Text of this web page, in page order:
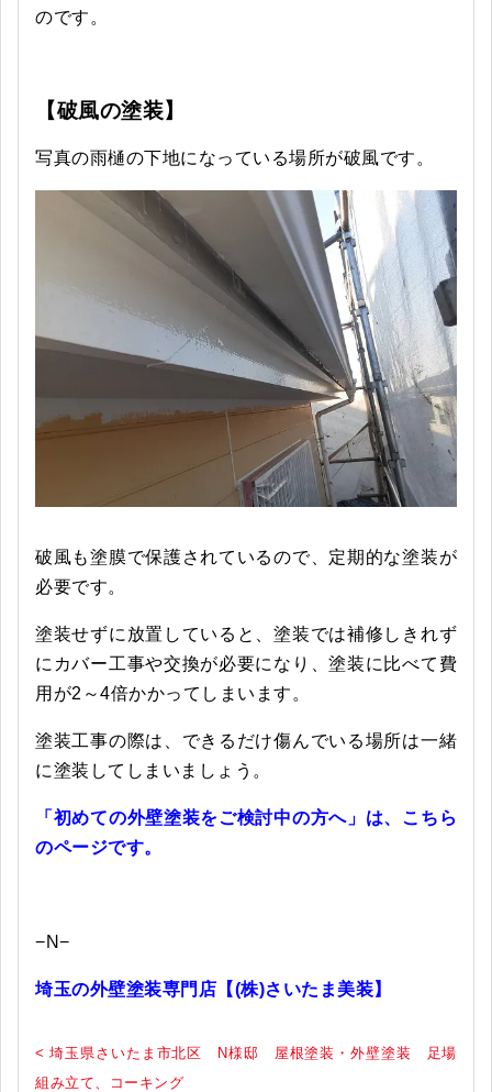
のです。
【破風の塗装】
写真の雨樋の下地になっている場所が破風です。
破風も塗膜で保護されているので、定期的な塗装が
必要です。
塗装せずに放置していると、塗装では補修しきれず
にカバー工事や交換が必要になり、塗装に比べて費
用が2～4倍かかってしまいます。
塗装工事の際は、できるだけ傷んでいる場所は一緒
に塗装してしまいましょう。
「初めての外壁塗装をご検討中の方へ」は、こちら
のページです。
−N−
埼玉の外壁塗装専門店【(株)さいたま美装】
< 埼玉県さいたま市北区 N様邸 屋根塗装・外壁塗装 足場
組み立て、コーキング